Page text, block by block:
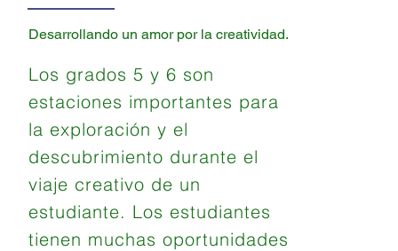
Desarrollando un amor por la creatividad.
Los grados 5 y 6 son
estaciones importantes para
la exploración y el
descubrimiento durante el
viaje creativo de un
estudiante. Los estudiantes
tienen muchas oportunidades